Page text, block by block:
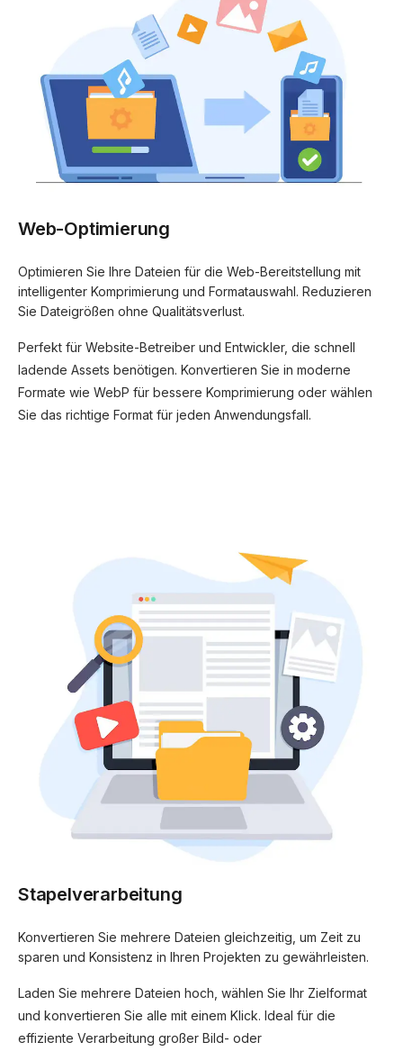
Web-Optimierung
Optimieren Sie Ihre Dateien für die Web-Bereitstellung mit
intelligenter Komprimierung und Formatauswahl. Reduzieren
Sie Dateigrößen ohne Qualitätsverlust.
Perfekt für Website-Betreiber und Entwickler, die schnell
ladende Assets benötigen. Konvertieren Sie in moderne
Formate wie WebP für bessere Komprimierung oder wählen
Sie das richtige Format für jeden Anwendungsfall.
Stapelverarbeitung
Konvertieren Sie mehrere Dateien gleichzeitig, um Zeit zu
sparen und Konsistenz in Ihren Projekten zu gewährleisten.
Laden Sie mehrere Dateien hoch, wählen Sie Ihr Zielformat
und konvertieren Sie alle mit einem Klick. Ideal für die
effiziente Verarbeitung großer Bild- oder